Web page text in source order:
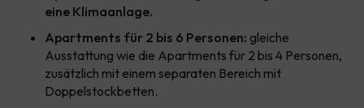
eine Klimaanlage.
Apartments für 2 bis 6 Personen: gleiche
Ausstattung wie die Apartments für 2 bis 4 Personen,
zusätzlich mit einem separaten Bereich mit
Doppelstockbetten.